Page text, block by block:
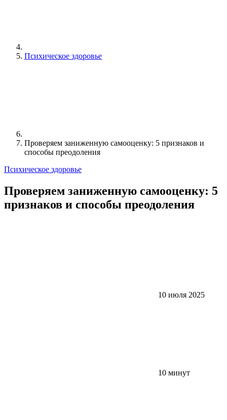
Психическое здоровье
Проверяем заниженную самооценку: 5 признаков и
способы преодоления
Психическое здоровье
Проверяем заниженную самооценку: 5
признаков и способы преодоления
10 июля 2025
10 минут